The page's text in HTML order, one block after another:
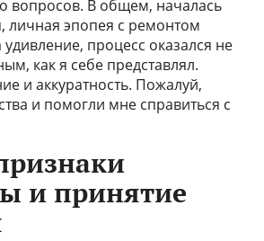
вопросов. В общем, началась
личная эпопея с ремонтом
процесс оказался не
как я себе представлял.
и аккуратность. Пожалуй,
и помогли мне справиться с
и принятие